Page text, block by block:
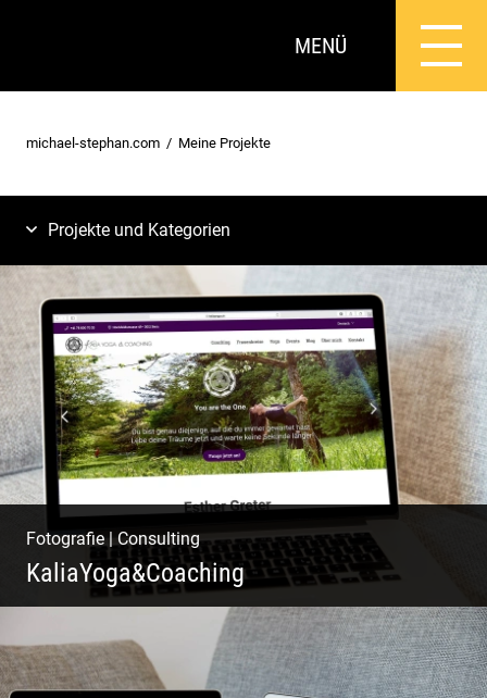
MENÜ
michael-stephan.com Meine Projekte
Projekte und Kategorien
Fotografie | Consulting
KaliaYoga&Coaching
Pint- & Webdesign, Fotografie & Corporate-
Design